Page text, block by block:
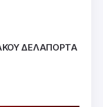
ΔΕΛΑΠΟΡΤΑ